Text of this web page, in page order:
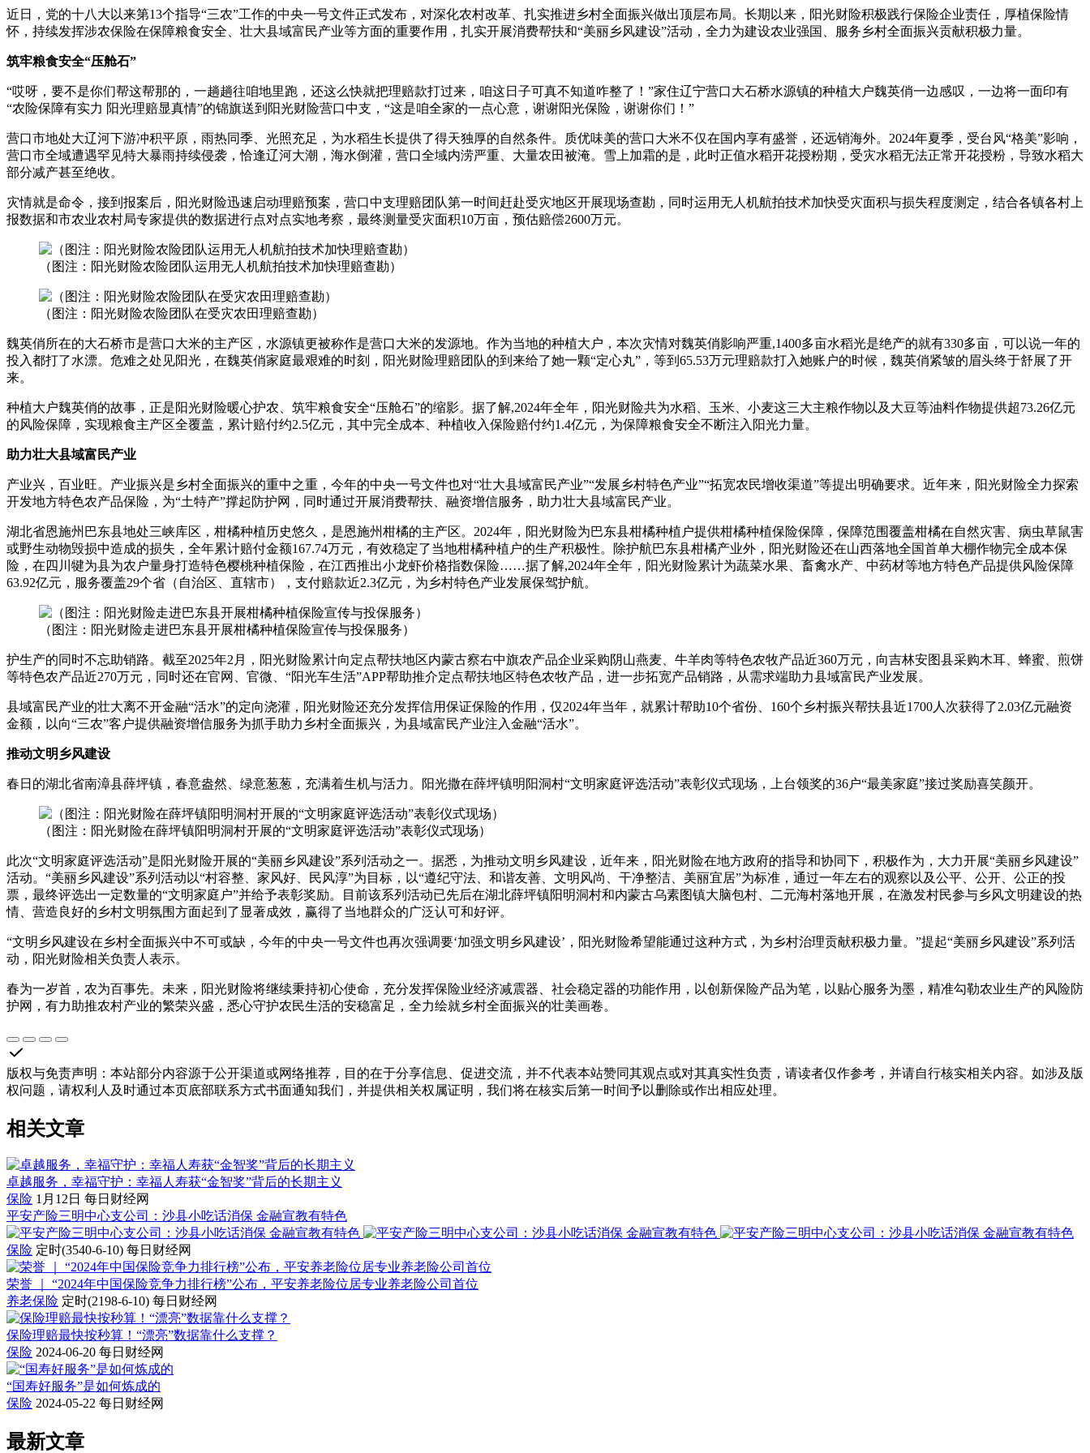
近日，党的十八大以来第13个指导“三农”工作的中央一号文件正式发布，对深化农村改革、扎实推进乡村全面振兴做出顶层布局。长期以来，阳光财险积极践行保险企业责任，厚植保险情
怀，持续发挥涉农保险在保障粮食安全、壮大县域富民产业等方面的重要作用，扎实开展消费帮扶和“美丽乡风建设”活动，全力为建设农业强国、服务乡村全面振兴贡献积极力量。
筑牢粮食安全“压舱石”
“哎呀，要不是你们帮这帮那的，一趟趟往咱地里跑，还这么快就把理赔款打过来，咱这日子可真不知道咋整了！”家住辽宁营口大石桥水源镇的种植大户魏英俏一边感叹，一边将一面印有
“农险保障有实力 阳光理赔显真情”的锦旗送到阳光财险营口中支，“这是咱全家的一点心意，谢谢阳光保险，谢谢你们！”
营口市地处大辽河下游冲积平原，雨热同季、光照充足，为水稻生长提供了得天独厚的自然条件。质优味美的营口大米不仅在国内享有盛誉，还远销海外。2024年夏季，受台风“格美”影响，
营口市全域遭遇罕见特大暴雨持续侵袭，恰逢辽河大潮，海水倒灌，营口全域内涝严重、大量农田被淹。雪上加霜的是，此时正值水稻开花授粉期，受灾水稻无法正常开花授粉，导致水稻大
部分减产甚至绝收。
灾情就是命令，接到报案后，阳光财险迅速启动理赔预案，营口中支理赔团队第一时间赶赴受灾地区开展现场查勘，同时运用无人机航拍技术加快受灾面积与损失程度测定，结合各镇各村上
报数据和市农业农村局专家提供的数据进行点对点实地考察，最终测量受灾面积10万亩，预估赔偿2600万元。
（图注：阳光财险农险团队运用无人机航拍技术加快理赔查勘）
（图注：阳光财险农险团队在受灾农田理赔查勘）
魏英俏所在的大石桥市是营口大米的主产区，水源镇更被称作是营口大米的发源地。作为当地的种植大户，本次灾情对魏英俏影响严重,1400多亩水稻光是绝产的就有330多亩，可以说一年的
投入都打了水漂。危难之处见阳光，在魏英俏家庭最艰难的时刻，阳光财险理赔团队的到来给了她一颗“定心丸”，等到65.53万元理赔款打入她账户的时候，魏英俏紧皱的眉头终于舒展了开
来。
种植大户魏英俏的故事，正是阳光财险暖心护农、筑牢粮食安全“压舱石”的缩影。据了解,2024年全年，阳光财险共为水稻、玉米、小麦这三大主粮作物以及大豆等油料作物提供超73.26亿元
的风险保障，实现粮食主产区全覆盖，累计赔付约2.5亿元，其中完全成本、种植收入保险赔付约1.4亿元，为保障粮食安全不断注入阳光力量。
助力壮大县域富民产业
产业兴，百业旺。产业振兴是乡村全面振兴的重中之重，今年的中央一号文件也对“壮大县域富民产业”“发展乡村特色产业”“拓宽农民增收渠道”等提出明确要求。近年来，阳光财险全力探索
开发地方特色农产品保险，为“土特产”撑起防护网，同时通过开展消费帮扶、融资增信服务，助力壮大县域富民产业。
湖北省恩施州巴东县地处三峡库区，柑橘种植历史悠久，是恩施州柑橘的主产区。2024年，阳光财险为巴东县柑橘种植户提供柑橘种植保险保障，保障范围覆盖柑橘在自然灾害、病虫草鼠害
或野生动物毁损中造成的损失，全年累计赔付金额167.74万元，有效稳定了当地柑橘种植户的生产积极性。除护航巴东县柑橘产业外，阳光财险还在山西落地全国首单大棚作物完全成本保
险，在四川犍为县为农户量身打造特色樱桃种植保险，在江西推出小龙虾价格指数保险……据了解,2024年全年，阳光财险累计为蔬菜水果、畜禽水产、中药材等地方特色产品提供风险保障
63.92亿元，服务覆盖29个省（自治区、直辖市），支付赔款近2.3亿元，为乡村特色产业发展保驾护航。
（图注：阳光财险走进巴东县开展柑橘种植保险宣传与投保服务）
护生产的同时不忘助销路。截至2025年2月，阳光财险累计向定点帮扶地区内蒙古察右中旗农产品企业采购阴山燕麦、牛羊肉等特色农牧产品近360万元，向吉林安图县采购木耳、蜂蜜、煎饼
等特色农产品近270万元，同时还在官网、官微、“阳光车生活”APP帮助推介定点帮扶地区特色农牧产品，进一步拓宽产品销路，从需求端助力县域富民产业发展。
县域富民产业的壮大离不开金融“活水”的定向浇灌，阳光财险还充分发挥信用保证保险的作用，仅2024年当年，就累计帮助10个省份、160个乡村振兴帮扶县近1700人次获得了2.03亿元融资
金额，以向“三农”客户提供融资增信服务为抓手助力乡村全面振兴，为县域富民产业注入金融“活水”。
推动文明乡风建设
春日的湖北省南漳县薛坪镇，春意盎然、绿意葱葱，充满着生机与活力。阳光撒在薛坪镇明阳洞村“文明家庭评选活动”表彰仪式现场，上台领奖的36户“最美家庭”接过奖励喜笑颜开。
（图注：阳光财险在薛坪镇阳明洞村开展的“文明家庭评选活动”表彰仪式现场）
此次“文明家庭评选活动”是阳光财险开展的“美丽乡风建设”系列活动之一。据悉，为推动文明乡风建设，近年来，阳光财险在地方政府的指导和协同下，积极作为，大力开展“美丽乡风建设”
活动。“美丽乡风建设”系列活动以“村容整、家风好、民风淳”为目标，以“遵纪守法、和谐友善、文明风尚、干净整洁、美丽宜居”为标准，通过一年左右的观察以及公平、公开、公正的投
票，最终评选出一定数量的“文明家庭户”并给予表彰奖励。目前该系列活动已先后在湖北薛坪镇阳明洞村和内蒙古乌素图镇大脑包村、二元海村落地开展，在激发村民参与乡风文明建设的热
情、营造良好的乡村文明氛围方面起到了显著成效，赢得了当地群众的广泛认可和好评。
“文明乡风建设在乡村全面振兴中不可或缺，今年的中央一号文件也再次强调要‘加强文明乡风建设’，阳光财险希望能通过这种方式，为乡村治理贡献积极力量。”提起“美丽乡风建设”系列活
动，阳光财险相关负责人表示。
春为一岁首，农为百事先。未来，阳光财险将继续秉持初心使命，充分发挥保险业经济减震器、社会稳定器的功能作用，以创新保险产品为笔，以贴心服务为墨，精准勾勒农业生产的风险防
护网，有力助推农村产业的繁荣兴盛，悉心守护农民生活的安稳富足，全力绘就乡村全面振兴的壮美画卷。
版权与免责声明 ： 本站部分内容源于公开渠道或网络推荐，目的在于分享信息、促进交流，并不代表本站赞同其观点或对其真实性负责，请读者仅作参考，并请自行核实相关内容。如涉及版
权问题，请权利人及时通过本页底部联系方式书面通知我们，并提供相关权属证明，我们将在核实后第一时间予以删除或作出相应处理。
相关文章
卓越服务，幸福守护：幸福人寿获“金智奖”背后的长期主义
保险 1月12日 每日财经网
平安产险三明中心支公司：沙县小吃话消保 金融宣教有特色
保险 定时(3540-6-10) 每日财经网
荣誉 ｜ “2024年中国保险竞争力排行榜”公布，平安养老险位居专业养老险公司首位
养老保险 定时(2198-6-10) 每日财经网
保险理赔最快按秒算！“漂亮”数据靠什么支撑？
保险 2024-06-20 每日财经网
“国寿好服务”是如何炼成的
保险 2024-05-22 每日财经网
最新文章